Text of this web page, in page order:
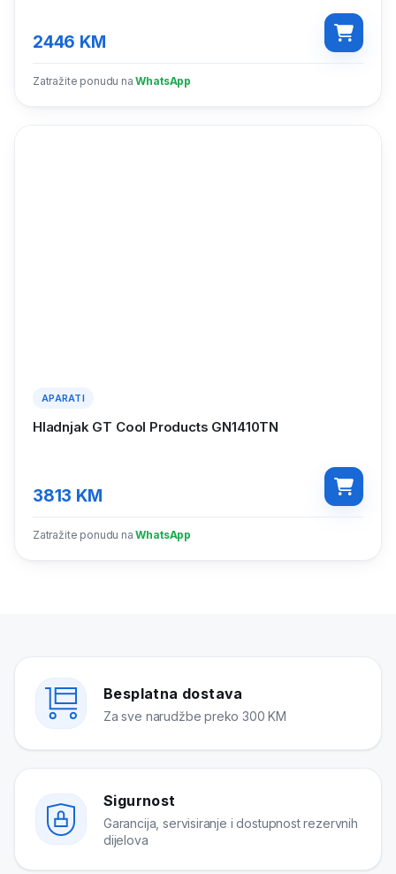
2446 KM
Zatražite ponudu na WhatsApp
APARATI
Hladnjak GT Cool Products GN1410TN
3813 KM
Zatražite ponudu na WhatsApp
Besplatna dostava
Za sve narudžbe preko 300 KM
Sigurnost
Garancija, servisiranje i dostupnost rezervnih
dijelova